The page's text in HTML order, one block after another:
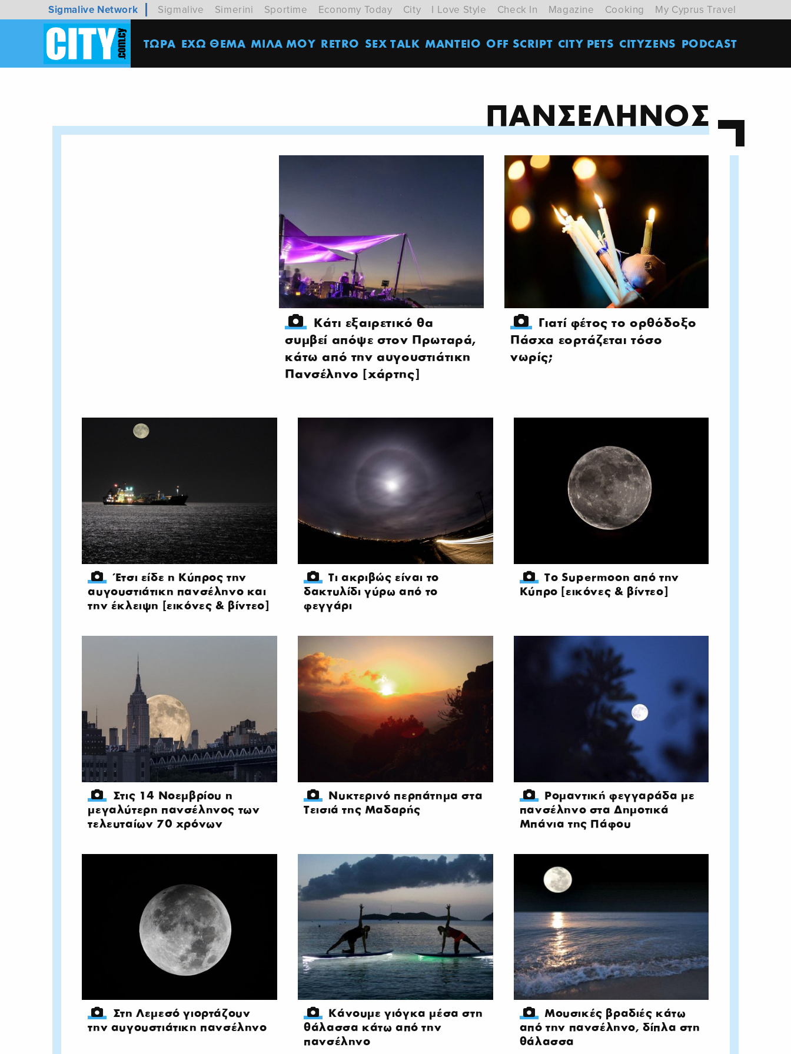
Sigmalive Network Sigmalive Simerini Sportime Economy Today City I Love Style Check In Magazine Cooking My Cyprus Travel
ΤΩΡΑ ΕΧΩ ΘΕΜΑ MΙΛΑ ΜΟΥ RETRO SEX TALK ΜΑΝΤΕΙΟ OFF SCRIPT CITY PETS CITYZENS PODCAST
ΠΑΝΣΕΛΗΝΟΣ
Κάτι εξαιρετικό θα
συμβεί απόψε στον Πρωταρά,
κάτω από την αυγουστιάτικη
Πανσέληνο [χάρτης]
Γιατί φέτος το ορθόδοξο
Πάσχα εορτάζεται τόσο
νωρίς;
Έτσι είδε η Κύπρος την
αυγουστιάτικη πανσέληνο και
την έκλειψη [εικόνες & βίντεο]
Τι ακριβώς είναι το
δακτυλίδι γύρω από το
φεγγάρι
Το Supermoon από την
Κύπρο [εικόνες & βίντεο]
Στις 14 Νοεμβρίου η
μεγαλύτερη πανσέληνος των
τελευταίων 70 χρόνων
Νυκτερινό περπάτημα στα
Τεισιά της Μαδαρής
Ρομαντική φεγγαράδα με
πανσέληνο στα Δημοτικά
Μπάνια της Πάφου
Στη Λεμεσό γιορτάζουν
την αυγουστιάτικη πανσέληνο
Κάνουμε γιόγκα μέσα στη
θάλασσα κάτω από την
πανσέληνο
Μουσικές βραδιές κάτω
από την πανσέληνο, δίπλα στη
θάλασσα